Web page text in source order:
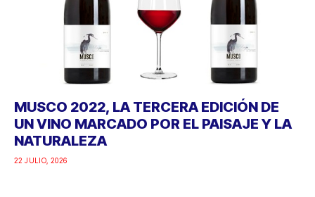
MUSCO 2022, LA TERCERA EDICIÓN DE
UN VINO MARCADO POR EL PAISAJE Y LA
NATURALEZA
22 JULIO, 2026